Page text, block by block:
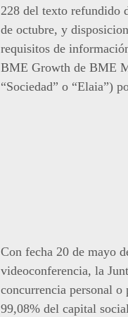
228 del texto refundido
de octubre, y
requisitos de
BME Growth de BME
“Sociedad” o “Elaia”)
Con fecha 20 de mayo
videoconferencia, la
concurrencia personal o
99,08% del capital